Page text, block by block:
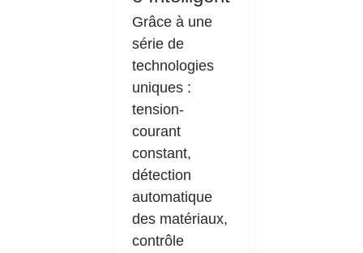
Grâce à une
série de
technologies
uniques :
tension-
courant
constant,
détection
automatique
des matériaux,
contrôle